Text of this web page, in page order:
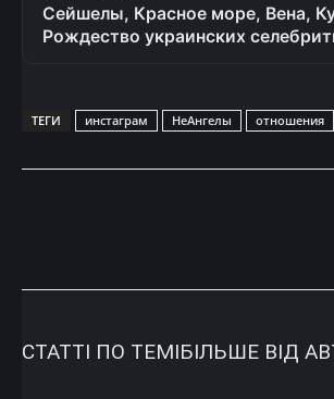
Сейшелы, Красное море, Вена,
Рождество украинских
ТЕГИ инстаграм НеАнгелы отношения
СТАТТІ ПО ТЕМІБІЛЬШЕ ВІД